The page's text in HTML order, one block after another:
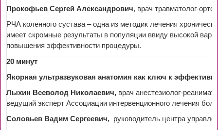
Прокофьев Сергей Александрович, врач травматолог-
РЧА коленного сустава – одна из методик лечения
имеет скромные результаты в популяции ввиду высокой
повышения эффективности процедуры.
20 минут
Якорная ультразвуковая анатомия как ключ к
Лыхин Всеволод Николаевич, врач анестезиолог-
ведущий эксперт Ассоциации интервенционного лечения
Соловьев Вадим Сергеевич, руководитель центра